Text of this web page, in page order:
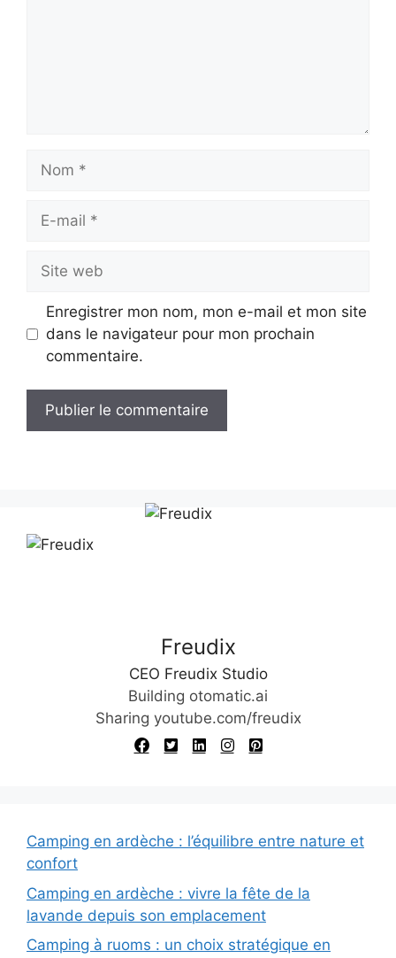
mail
web
Enregistrer mon nom, mon e-mail et mon site
dans le navigateur pour mon prochain
commentaire.
e
Freudix
CEO Freudix Studio
Building otomatic.ai
Sharing youtube.com/freudix
Camping en ardèche : l’équilibre entre nature et
confort
Camping en ardèche : vivre la fête de la
lavande depuis son emplacement
Camping à ruoms : un choix stratégique en